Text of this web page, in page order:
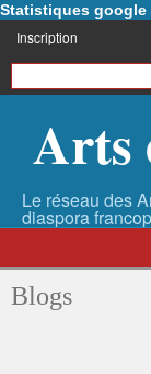
Statistiques google
Inscription
Arts
Blogs